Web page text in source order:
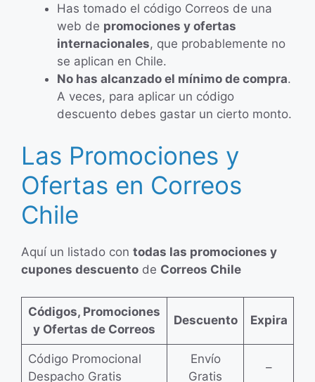
Has tomado el código Correos de una
web de promociones y ofertas
internacionales, que probablemente no
se aplican en Chile.
No has alcanzado el mínimo de compra.
A veces, para aplicar un código
descuento debes gastar un cierto monto.
Las Promociones y
Ofertas en Correos
Chile
Aquí un listado con todas las promociones y
cupones descuento de Correos Chile
Códigos, Promociones
y Ofertas de Correos
Descuento Expira
Código Promocional
Despacho Gratis
Envío
Gratis
–